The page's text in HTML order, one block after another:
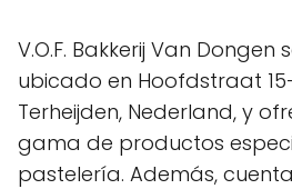
V.O.F. Bakkerij Van Dongen
ubicado en Hoofdstraat
Terheijden, Nederland, y
gama de productos
pastelería. Además,